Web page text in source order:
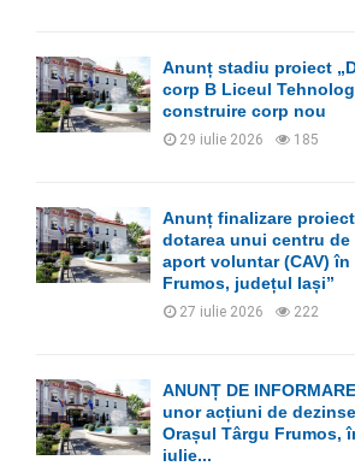
Anunț stadiu proiect
corp B Liceul
construire corp nou
29 iulie 2026 185
Anunț finalizare
dotarea unui centru
aport voluntar (CAV)
Frumos, județul Iași”
27 iulie 2026 222
ANUNȚ DE
unor acțiuni de
Orașul Târgu Frumos,
iulie...